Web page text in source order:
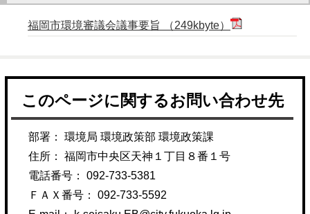
福岡市環境審議会議事要旨 （249kbyte）
このページに関するお問い合わせ先
部署： 環境局 環境政策部 環境政策課
住所： 福岡市中央区天神１丁目８番１号
電話番号： 092-733-5381
ＦＡＸ番号： 092-733-5592